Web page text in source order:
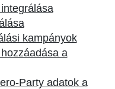
kampányok
a
Party adatok a